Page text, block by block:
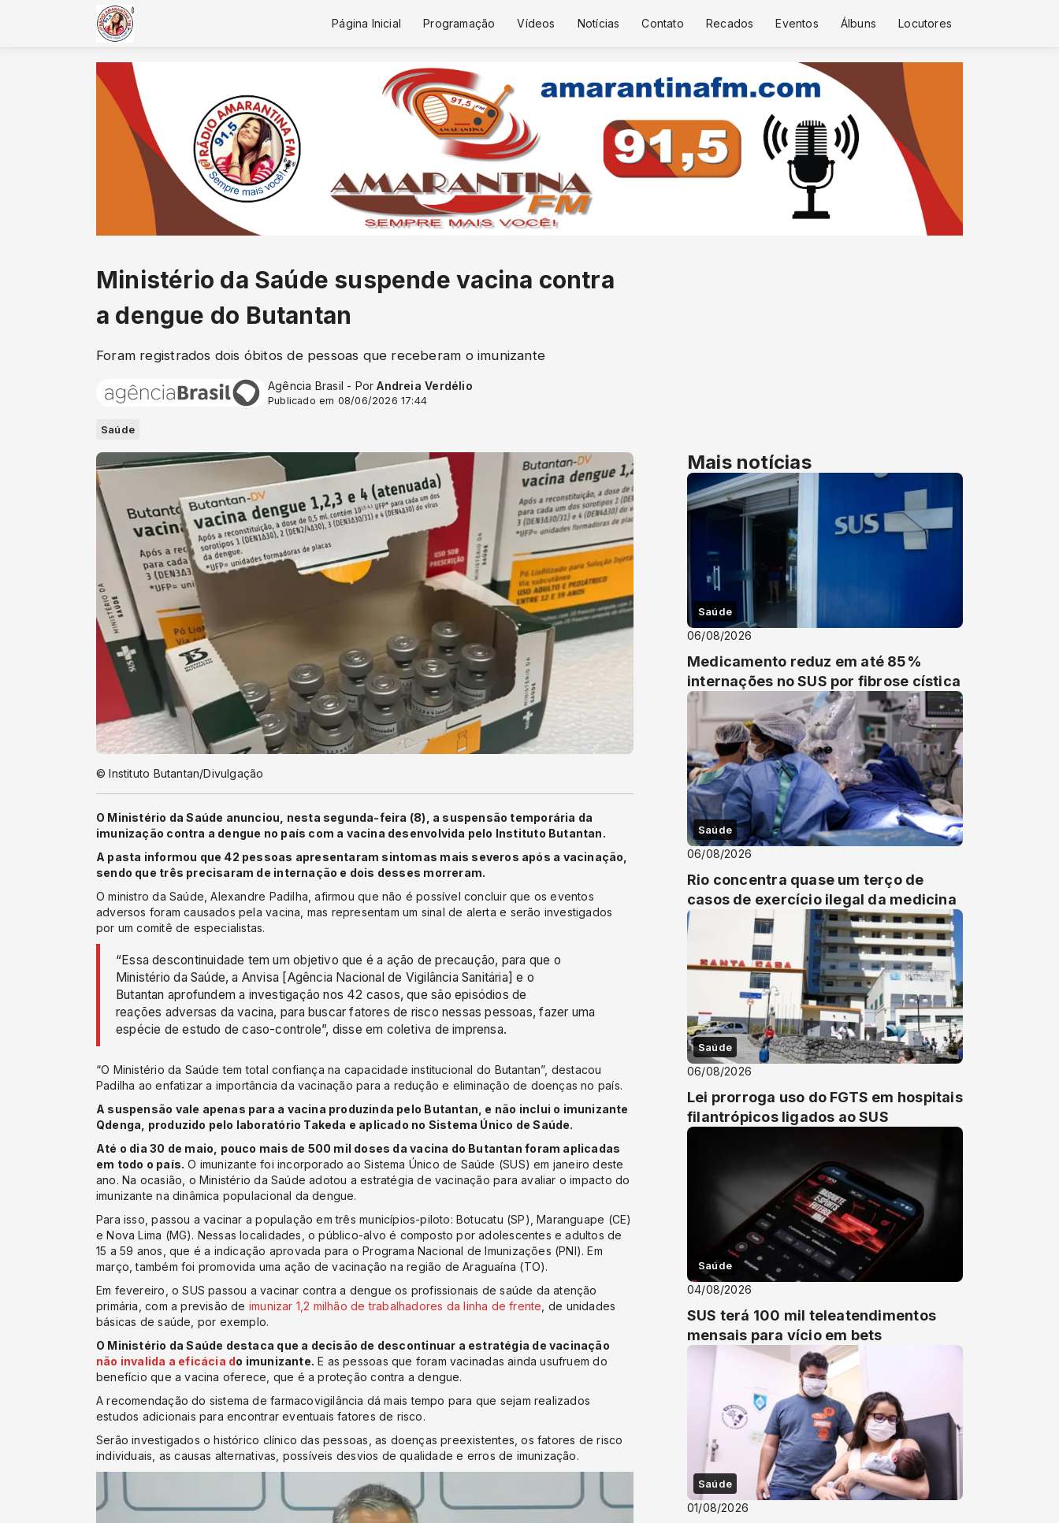
Página Inicial Programação Vídeos Notícias Contato Recados Eventos Álbuns Locutores
Ministério da Saúde suspende vacina contra
a dengue do Butantan
Foram registrados dois óbitos de pessoas que receberam o imunizante
Agência Brasil - PorAndreia Verdélio
Publicado em 08/06/2026 17:44
Saúde
© Instituto Butantan/Divulgação
O Ministério da Saúde anunciou, nesta segunda-feira (8), a suspensão temporária da
imunização contra a dengue no país com a vacina desenvolvida pelo Instituto Butantan.
A pasta informou que 42 pessoas apresentaram sintomas mais severos após a vacinação,
sendo que três precisaram de internação e dois desses morreram.
O ministro da Saúde, Alexandre Padilha, afirmou que não é possível concluir que os eventos
adversos foram causados pela vacina, mas representam um sinal de alerta e serão investigados
por um comitê de especialistas.
“Essa descontinuidade tem um objetivo que é a ação de precaução, para que o
Ministério da Saúde, a Anvisa [Agência Nacional de Vigilância Sanitária] e o
Butantan aprofundem a investigação nos 42 casos, que são episódios de
reações adversas da vacina, para buscar fatores de risco nessas pessoas, fazer uma
espécie de estudo de caso-controle”, disse em coletiva de imprensa.
“O Ministério da Saúde tem total confiança na capacidade institucional do Butantan”, destacou
Padilha ao enfatizar a importância da vacinação para a redução e eliminação de doenças no país.
A suspensão vale apenas para a vacina produzinda pelo Butantan, e não inclui o imunizante
Qdenga, produzido pelo laboratório Takeda e aplicado no Sistema Único de Saúde.
Até o dia 30 de maio, pouco mais de 500 mil doses da vacina do Butantan foram aplicadas
em todo o país. O imunizante foi incorporado ao Sistema Único de Saúde (SUS) em janeiro deste
ano. Na ocasião, o Ministério da Saúde adotou a estratégia de vacinação para avaliar o impacto do
imunizante na dinâmica populacional da dengue.
Para isso, passou a vacinar a população em três municípios-piloto: Botucatu (SP), Maranguape (CE)
e Nova Lima (MG). Nessas localidades, o público-alvo é composto por adolescentes e adultos de
15 a 59 anos, que é a indicação aprovada para o Programa Nacional de Imunizações (PNI). Em
março, também foi promovida uma ação de vacinação na região de Araguaína (TO).
Em fevereiro, o SUS passou a vacinar contra a dengue os profissionais de saúde da atenção
primária, com a previsão de imunizar 1,2 milhão de trabalhadores da linha de frente, de unidades
básicas de saúde, por exemplo.
O Ministério da Saúde destaca que a decisão de descontinuar a estratégia de vacinação
não invalida a eficácia d o imunizante. E as pessoas que foram vacinadas ainda usufruem do
benefício que a vacina oferece, que é a proteção contra a dengue.
A recomendação do sistema de farmacovigilância dá mais tempo para que sejam realizados
estudos adicionais para encontrar eventuais fatores de risco.
Serão investigados o histórico clínico das pessoas, as doenças preexistentes, os fatores de risco
individuais, as causas alternativas, possíveis desvios de qualidade e erros de imunização.
Mais notícias
Saúde
06/08/2026
Medicamento reduz em até 85%
internações no SUS por fibrose cística
Saúde
06/08/2026
Rio concentra quase um terço de
casos de exercício ilegal da medicina
Saúde
06/08/2026
Lei prorroga uso do FGTS em hospitais
filantrópicos ligados ao SUS
Saúde
04/08/2026
SUS terá 100 mil teleatendimentos
mensais para vício em bets
Saúde
01/08/2026